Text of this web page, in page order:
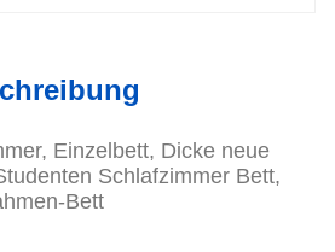
Einzelbett, Dicke neue
Schlafzimmer Bett,
Bett